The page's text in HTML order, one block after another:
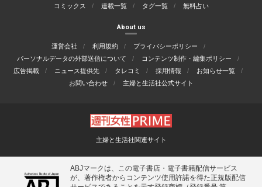
コミックス
連載一覧 タグ一覧 無料占い
About us
運営会社 利用規約
プライバシーポリシー
パーソナルデータの外部送信について
コンテンツ制作・編集ポリシー
広告掲載
ニュース提供先 タレコミ 採用情報
お知らせ一覧
お問い合わせ
主婦と生活社公式サイト
主婦と生活社関連サイト
ABJマークは、この電子書店・電子書籍配信サービス
が、著作権者からコンテンツ使用許諾を得た正規版配信